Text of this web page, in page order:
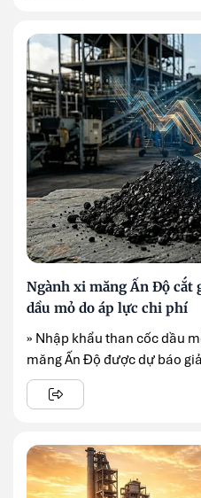
Ngành xi măng Ấn Độ cắt
dầu mỏ do áp lực chi phí
» Nhập khẩu than cốc dầu
măng Ấn Độ được dự báo